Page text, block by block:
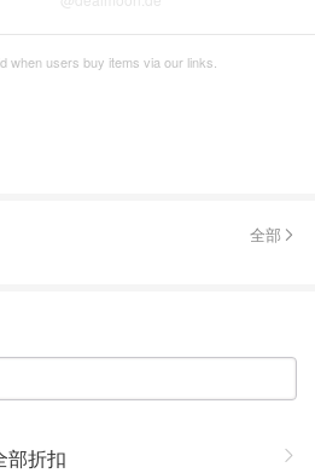
when users buy items via our links.
全部
折扣